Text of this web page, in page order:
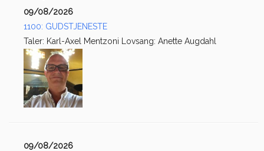
09/08/2026
1100: GUDSTJENESTE
Taler: Karl-Axel Mentzoni Lovsang: Anette Augdahl
09/08/2026